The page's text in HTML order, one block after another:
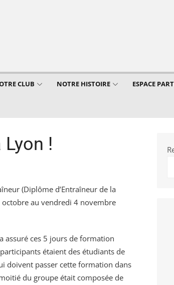
CLUB NOTRE HISTOIRE ESPACE
Lyon !
(Diplôme d’Entraîneur de la
octobre au vendredi 4 novembre
assuré ces 5 jours de formation
étaient des étudiants de
doivent passer cette formation dans
du groupe était composée de